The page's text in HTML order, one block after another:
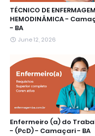
TÉCNICO DE
HEMODINÂMICA -
- BA
June 12, 2026
Enfermeiro (a) do
- (PcD) - Camaçari - BA